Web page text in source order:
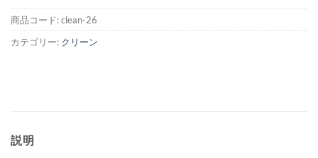
商品コード:clean-26
カテゴリー: クリーン
説明